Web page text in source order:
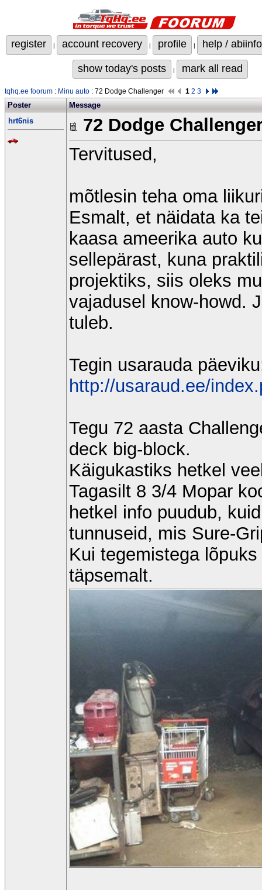
register | account recovery | profile | help / abiinfo
show today's posts | mark all read
tqhq.ee foorum : Minu auto : 72 Dodge Challenger 1 2 3
Poster
Message
hrt6nis
72 Dodge
Tervitused,
mõtlesin teha oma
Esmalt, et näidata ka
kaasa ameerika auto
sellepärast, kuna
projektiks, siis oleks
vajadusel know-howd.
tuleb.
Tegin usarauda
http://usaraud.ee/
Tegu 72 aasta
deck big-block.
Käigukastiks hetkel
Tagasilt 8 3/4 Mopar
hetkel info puudub,
tunnuseid, mis Sure-
Kui tegemistega
täpsemalt.